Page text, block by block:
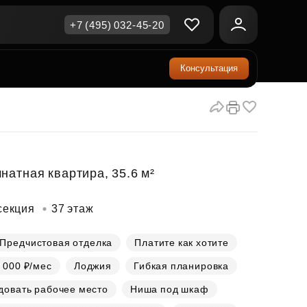
недвижимость
в окружении природы
для роста
и ответы
и скидки
капитал
+7 (495) 032-45-20
Консультация
квартира, 35.6 м²
37 этаж
Предчистовая отделка Платите как хотите
000 ₽/мес Лоджия Гибкая планировка
рабочее место Ниша под шкаф